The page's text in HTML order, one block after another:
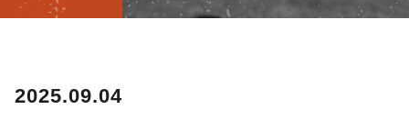
2025.09.04